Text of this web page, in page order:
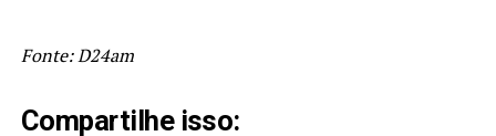
Fonte: D24am
Compartilhe isso: